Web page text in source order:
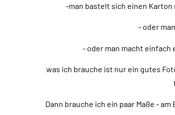
-man bastelt sich einen Karton
- oder
- oder man macht einfach
was ich brauche ist nur ein gutes
Dann brauche ich ein paar Maße -